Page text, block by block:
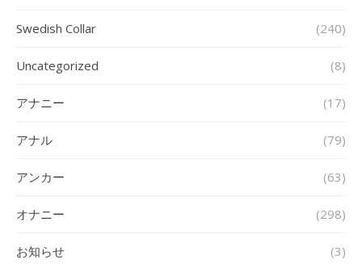
Swedish Collar (240)
Uncategorized (8)
アナニー (17)
アナル (79)
アンカー (63)
オナニー (298)
お知らせ (3)